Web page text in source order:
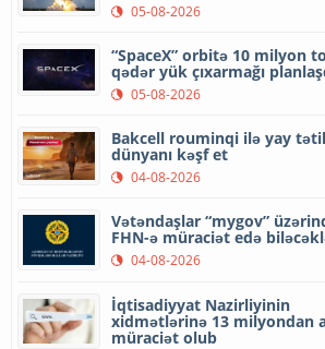
05-08-2026
“SpaceX” orbitə 10 milyon
qədər yük çıxarmağı
05-08-2026
Bakcell rouminqi ilə yay
dünyanı kəşf et
04-08-2026
Vətəndaşlar “mygov”
FHN-ə müraciət edə
04-08-2026
İqtisadiyyat Nazirliyinin
xidmətlərinə 13 milyondan
müraciət olub